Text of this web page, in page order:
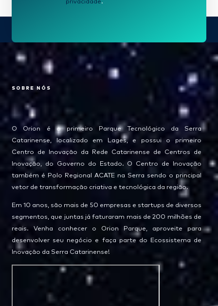
privacidade.
SOBRE NÓS
O Orion é o primeiro Parque Tecnológico da Serra
Catarinense, localizado em Lages, e possui o primeiro
Centro de Inovação da Rede Catarinense de Centros de
Inovação, do Governo do Estado. O Centro de Inovação
também é Polo Regional ACATE na Serra sendo o principal
vetor de transformação criativa e tecnológica da região.
Em 10 anos, são mais de 50 empresas e startups de diversos
segmentos, que juntas já faturaram mais de 200 milhões de
reais. Venha conhecer o Orion Parque, aproveite para
desenvolver seu negócio e faça parte do Ecossistema de
Inovação da Serra Catarinense!